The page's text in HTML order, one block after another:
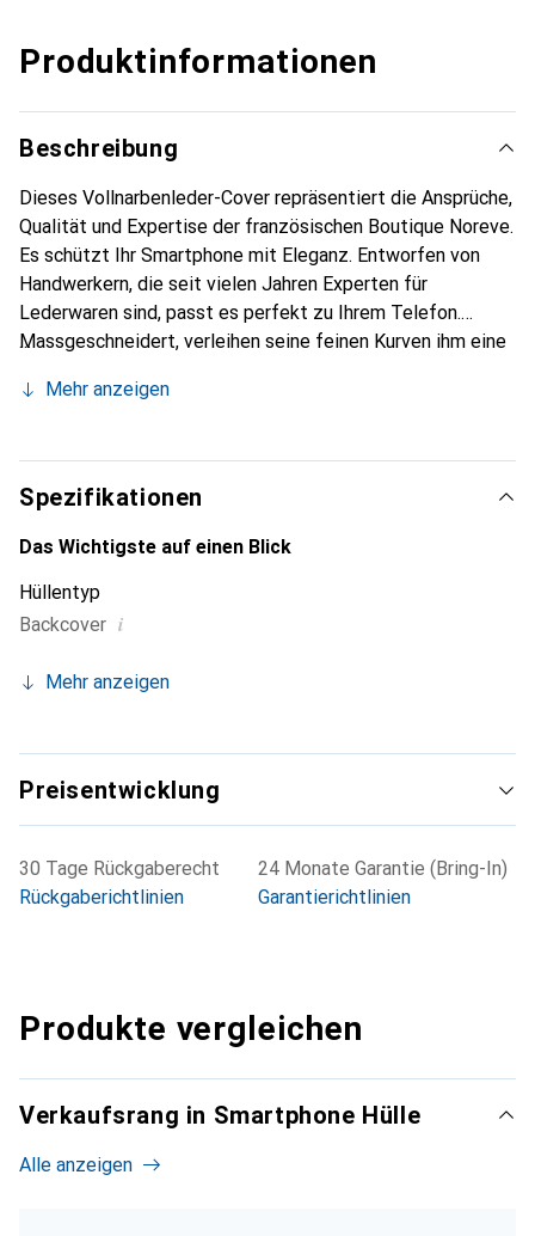
Produktinformationen
Beschreibung
Dieses Vollnarbenleder-Cover repräsentiert die Ansprüche,
Qualität und Expertise der französischen Boutique Noreve.
Es schützt Ihr Smartphone mit Eleganz. Entworfen von
Handwerkern, die seit vielen Jahren Experten für
Lederwaren sind, passt es perfekt zu Ihrem Telefon.
Massgeschneidert, verleihen seine feinen Kurven ihm eine
unverzichtbaren Accessoire Ihres Smartphones.
die Marke Noreve eine sichere Wahl für eine
anspruchsvolle Kundschaft.
Mehr anzeigen
Spezifikationen
Das Wichtigste auf einen Blick
Hüllentyp
Backcover i
Mehr anzeigen
Preisentwicklung
30 Tage Rückgaberecht
Rückgaberichtlinien
24 Monate Garantie (Bring-In)
Garantierichtlinien
Produkte vergleichen
Verkaufsrang in Smartphone Hülle
Alle anzeigen